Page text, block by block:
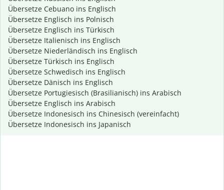
Übersetze Cebuano ins Englisch
Übersetze Englisch ins Polnisch
Übersetze Englisch ins Türkisch
Übersetze Italienisch ins Englisch
Übersetze Niederländisch ins Englisch
Übersetze Türkisch ins Englisch
Übersetze Schwedisch ins Englisch
Übersetze Dänisch ins Englisch
Übersetze Portugiesisch (Brasilianisch) ins Arabisch
Übersetze Englisch ins Arabisch
Übersetze Indonesisch ins Chinesisch (vereinfacht)
Übersetze Indonesisch ins Japanisch